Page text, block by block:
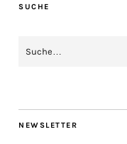
SUCHE
NEWSLETTER